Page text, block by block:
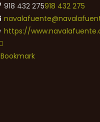
918 432 275918 432 275
https://
Bookmark